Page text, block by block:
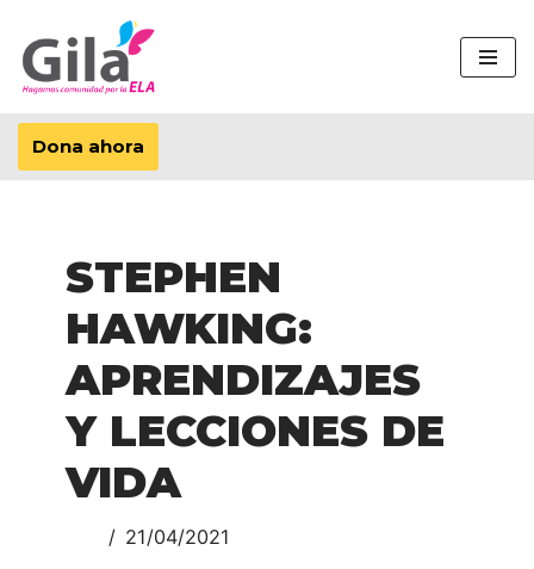
Saltar
al
contenido
Dona ahora
STEPHEN
HAWKING:
APRENDIZAJES
Y LECCIONES DE
VIDA
21/04/2021